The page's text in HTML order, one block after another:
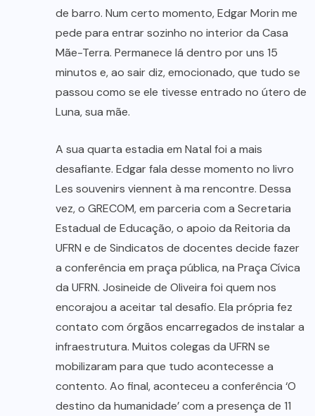
de barro. Num certo momento, Edgar Morin me
pede para entrar sozinho no interior da Casa
Mãe-Terra. Permanece lá dentro por uns 15
minutos e, ao sair diz, emocionado, que tudo se
passou como se ele tivesse entrado no útero de
Luna, sua mãe.
A sua quarta estadia em Natal foi a mais
desafiante. Edgar fala desse momento no livro
Les souvenirs viennent à ma rencontre. Dessa
vez, o GRECOM, em parceria com a Secretaria
Estadual de Educação, o apoio da Reitoria da
UFRN e de Sindicatos de docentes decide fazer
a conferência em praça pública, na Praça Cívica
da UFRN. Josineide de Oliveira foi quem nos
encorajou a aceitar tal desafio. Ela própria fez
contato com órgãos encarregados de instalar a
infraestrutura. Muitos colegas da UFRN se
mobilizaram para que tudo acontecesse a
contento. Ao final, aconteceu a conferência ‘O
destino da humanidade’ com a presença de 11